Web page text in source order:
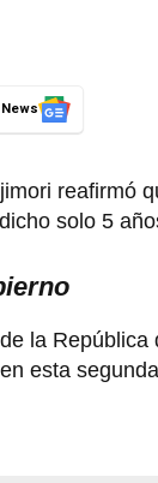
reafirmó
solo 5
la
esta